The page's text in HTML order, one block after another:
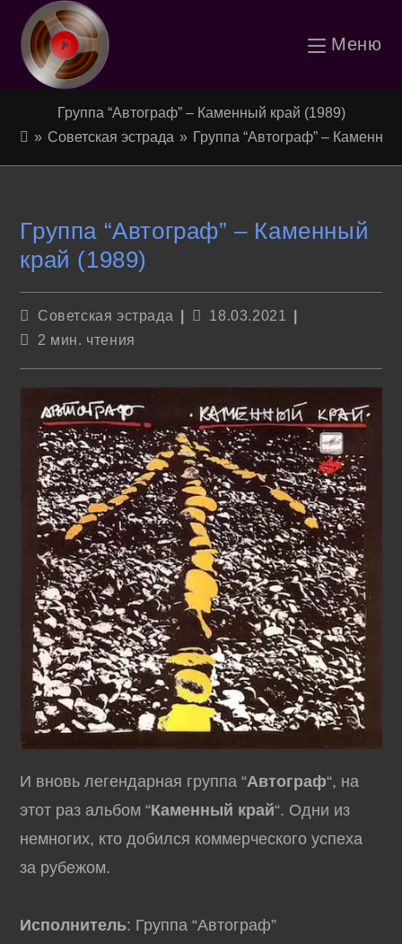
Перейти
содержимому
Меню
Группа “Автограф” – Каменный край (1989)
» Советская эстрада » Группа “Автограф” –
Группа “Автограф” – Каменный
край (1989)
Рубрика
Советская эстрада
Запись
18.03.2021
Время2 мин. чтения
И вновь легендарная группа “Автограф“, на
этот раз альбом “Каменный край“. Одни из
немногих, кто добился коммерческого успеха
за рубежом.
Исполнитель: Группа “Автограф”